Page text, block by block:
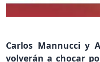
Carlos Mannucci y
volverán a chocar